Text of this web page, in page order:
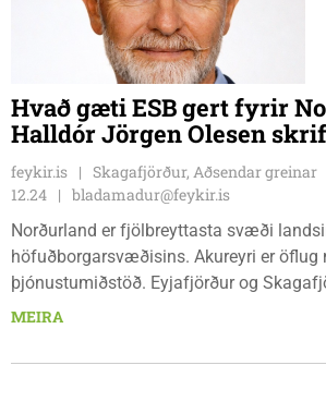
frá og með mánudeginum 17. ágúst 2026.
Hvað gæti ESB gert fyrir
Halldór Jörgen Olesen
feykir.is Skagafjörður, Aðsendar greinar
12.24
bladamadur@feykir.is
Norðurland er fjölbreyttasta svæði
höfuðborgarsvæðisins. Akureyri er öflug
þjónustumiðstöð. Eyjafjörður og
bestu landbúnaðarsvæða landsins.
svæðinu er verið að þróa orkuverkefni
MEIRA